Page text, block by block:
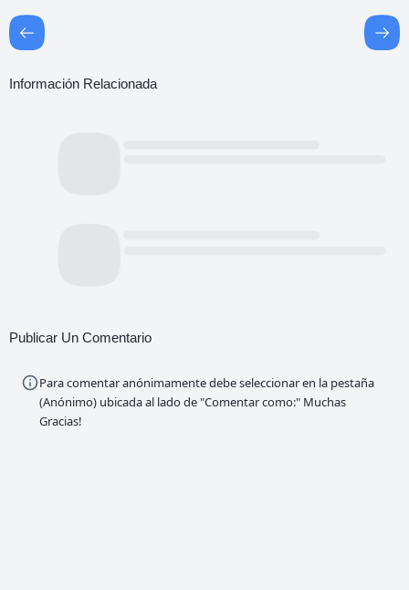
Información Relacionada
Publicar Un Comentario
Para comentar anónimamente debe seleccionar en la pestaña
(Anónimo) ubicada al lado de "Comentar como:" Muchas
Gracias!